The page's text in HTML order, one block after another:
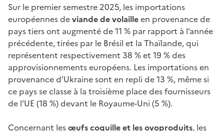
Sur le premier semestre 2025, les importations
européennes deviande de volailleen provenance de
pays tiers ont augmenté de 11 % par rapport à l’année
précédente, tirées par le Brésil et la Thaïlande, qui
représentent respectivement 38 % et 19 % des
approvisionnements européens. Les importations en
provenance d’Ukraine sont en repli de 13 %, même si
ce pays se classe à la troisième place des fournisseurs
de l’UE (18 %) devant le Royaume-Uni (5 %).
Concernant lesœufs coquille et les ovoproduits, les